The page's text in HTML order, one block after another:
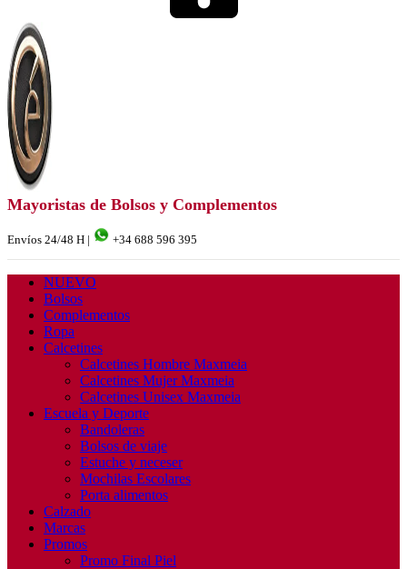
Mayoristas de Bolsos y Complementos
Envíos 24/48 H | +34 688 596 395
NUEVO
Bolsos
Complementos
Ropa
Calcetines
Calcetines Hombre Maxmeia
Calcetines Mujer Maxmeia
Calcetines Unisex Maxmeia
Escuela y Deporte
Bandoleras
Bolsos de viaje
Estuche y neceser
Mochilas Escolares
Porta alimentos
Calzado
Marcas
Promos
Promo Final Piel